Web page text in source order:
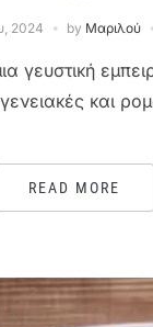
2024 by Μαριλού
γευστική
και
READ MORE